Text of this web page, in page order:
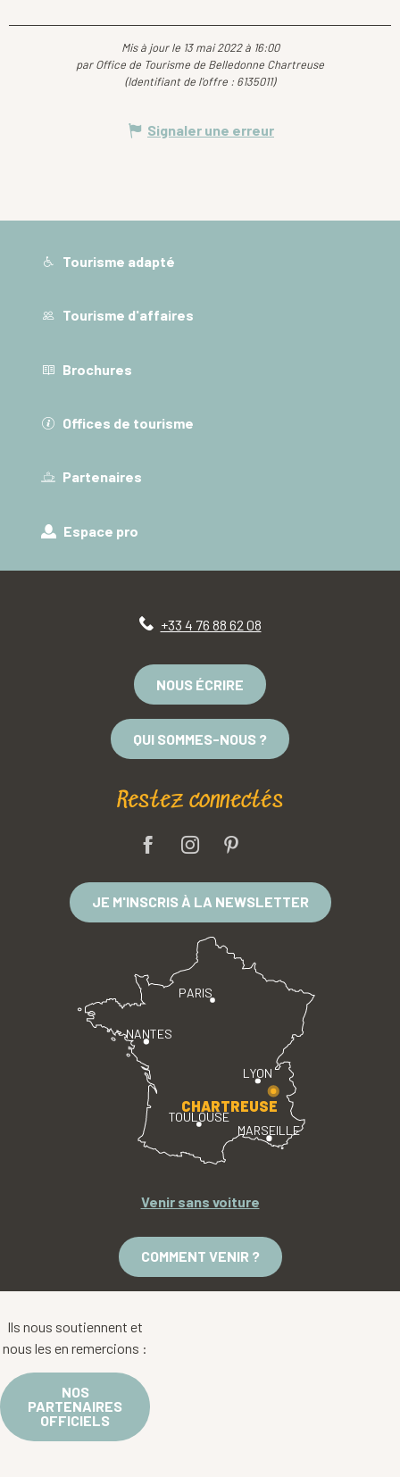
Mis à jour le 13 mai 2022 à 16:00
par Office de Tourisme de Belledonne Chartreuse
(Identifiant de l'offre : 6135011)
Signaler une erreur
Tourisme adapté
Tourisme d'affaires
Brochures
Offices de tourisme
Partenaires
Espace pro
+33 4 76 88 62 08
NOUS ÉCRIRE
QUI SOMMES-NOUS ?
Restez connectés
JE M'INSCRIS À LA NEWSLETTER
PARIS
LYON
TOULOUSE
MARSEILLE
NANTES
CHARTREUSE
Venir sans voiture
COMMENT VENIR ?
Ils nous soutiennent et
nous les en remercions :
NOS
PARTENAIRES
OFFICIELS